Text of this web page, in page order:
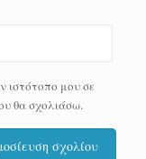
ιστότοπο μου σε
θα σχολιάσω.